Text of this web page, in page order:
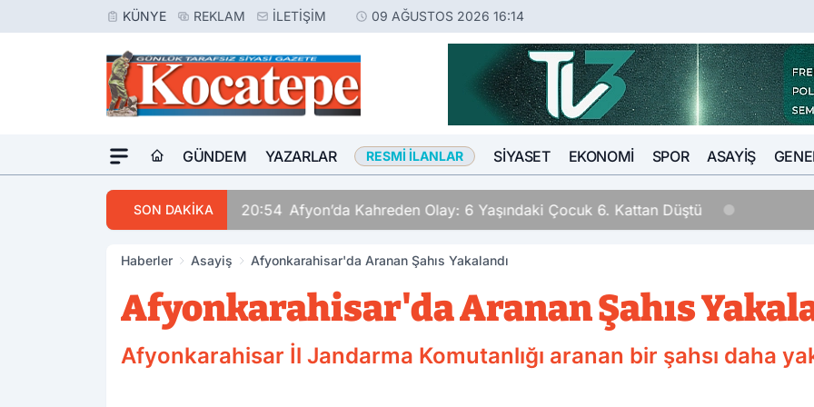
KÜNYE REKLAM İLETIŞIM 09 AĞUSTOS 2026 16:14
GÜNDEM YAZARLAR RESMI İLANLAR SIYASET EKONOMI SPOR ASAYIŞ
SON DAKİKA 20:54 Afyon’da Kahreden Olay: 6 Yaşındaki Çocuk 6. Kattan Düştü
Haberler Asayiş Afyonkarahisar'da Aranan Şahıs Yakalandı
Afyonkarahisar'da Aranan Şahıs
Afyonkarahisar İl Jandarma Komutanlığı aranan bir şahsı daha